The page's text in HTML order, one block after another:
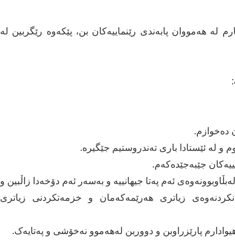
لە ھەمووان پابەندی رێنماییەکان بن، پێکەوە رێگربین لە
دەخوازم.
لە ئێستادا باری تەندروستیم جێگیرە.
جێبەجێدەکەم.
ئەم پەتا جیھانییە و بەسەر ئەم دۆخەدا زاڵبین و
زیاتری ھەرێمەکەمان و خزمەتکردنی زیاتری
پارێزراوبن و دووربن لەھەموو نەخۆشی و پەتایەک.